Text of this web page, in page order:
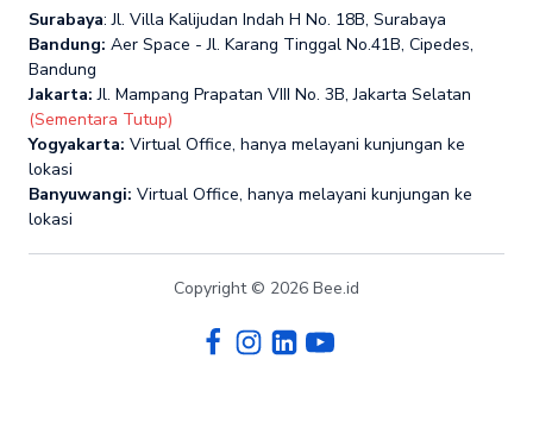
Surabaya: Jl. Villa Kalijudan Indah H No. 18B, Surabaya
Bandung: Aer Space - Jl. Karang Tinggal No.41B, Cipedes,
Bandung
Jakarta: Jl. Mampang Prapatan VIII No. 3B, Jakarta Selatan
(Sementara Tutup)
Yogyakarta: Virtual Office, hanya melayani kunjungan ke
lokasi
Banyuwangi: Virtual Office, hanya melayani kunjungan ke
lokasi
Copyright © 2026 Bee.id